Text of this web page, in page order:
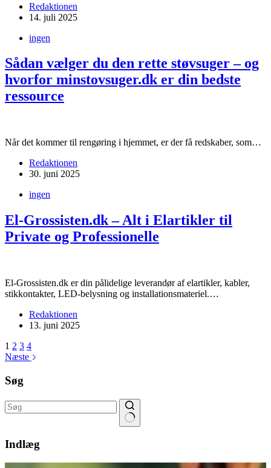
Redaktionen
14. juli 2025
ingen
Sådan vælger du den rette støvsuger – og
hvorfor minstovsuger.dk er din bedste
ressource
Når det kommer til rengøring i hjemmet, er der få redskaber, som…
Redaktionen
30. juni 2025
ingen
El-Grossisten.dk – Alt i Elartikler til
Private og Professionelle
​El-Grossisten.dk er din pålidelige leverandør af elartikler, kabler,
stikkontakter, LED-belysning og installationsmateriel.…
Redaktionen
13. juni 2025
1 2 3 4
Næste
Søg
resultater
Indlæg